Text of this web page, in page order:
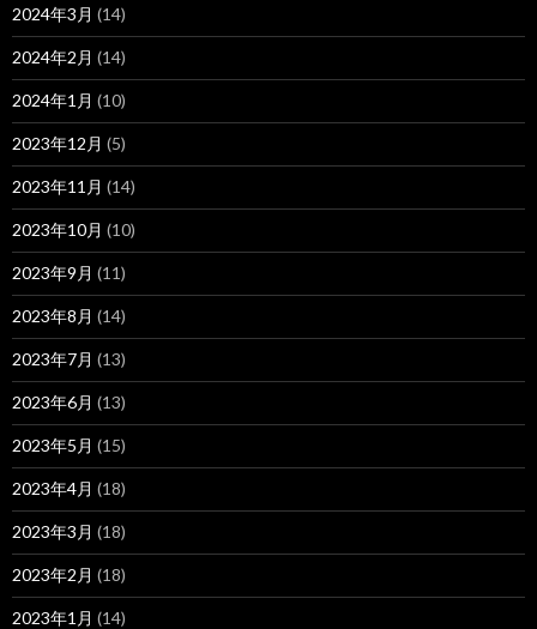
2024年3月 (14)
2024年2月 (14)
2024年1月 (10)
2023年12月 (5)
2023年11月 (14)
2023年10月 (10)
2023年9月 (11)
2023年8月 (14)
2023年7月 (13)
2023年6月 (13)
2023年5月 (15)
2023年4月 (18)
2023年3月 (18)
2023年2月 (18)
2023年1月 (14)